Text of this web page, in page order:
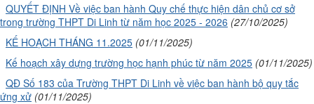
QUYẾT ĐỊNH Về việc ban hành Quy chế thực hiện dân chủ cơ sở
trong trường THPT Di Linh từ năm học 2025 - 2026 (27/10/2025)
KẾ HOẠCH THÁNG 11.2025 (01/11/2025)
Kế hoạch xây dựng trường học hạnh phúc từ năm 2025 (01/11/2025)
QĐ Số 183 của Trường THPT Di Linh về việc ban hành bộ quy tắc
ứng xử (01/11/2025)